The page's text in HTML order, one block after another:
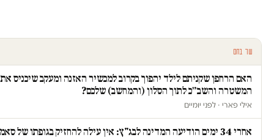
עוד בחם
האם הרחפן שקניתם לילד יהפוך בקרוב למכשיר האזנה ומעקב שיכניס את
המשטרה והשב״כ לתוך הסלון (והמחשב) שלכם?
אילי פארי · לפני יומיים
אחרי 34 ימים הודיעה המדינה לבג"ץ: אין עילה להחזיק בגופתו של סאמי ג'עסוס